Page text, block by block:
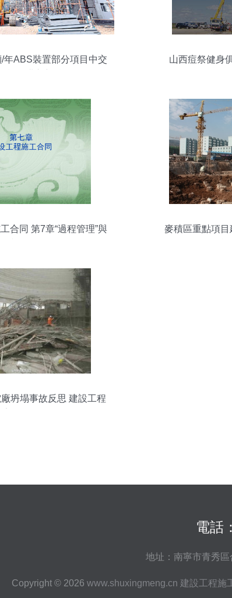
年ABS裝置部分項目中交
山西痘祭健身
合同 第7章“過程管理”與
麥積區重點項
坍塌事故反思 建設工程
電話
地址：南寧市青秀
Copyright © 2026 www.shuxingmeng.cn 建設工程施